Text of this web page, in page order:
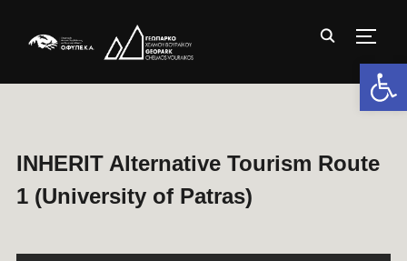
INHERIT Alternative Tourism Route
1 (University of Patras)